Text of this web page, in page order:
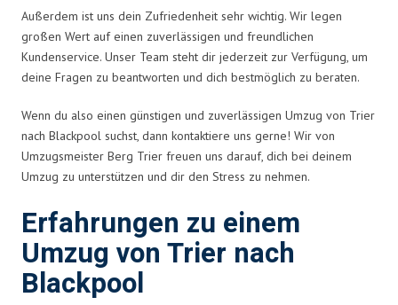
Außerdem ist uns dein Zufriedenheit sehr wichtig. Wir legen
großen Wert auf einen zuverlässigen und freundlichen
Kundenservice. Unser Team steht dir jederzeit zur Verfügung, um
deine Fragen zu beantworten und dich bestmöglich zu beraten.
Wenn du also einen günstigen und zuverlässigen Umzug von Trier
nach Blackpool suchst, dann kontaktiere uns gerne! Wir von
Umzugsmeister Berg Trier freuen uns darauf, dich bei deinem
Umzug zu unterstützen und dir den Stress zu nehmen.
Erfahrungen zu einem
Umzug von Trier nach
Blackpool